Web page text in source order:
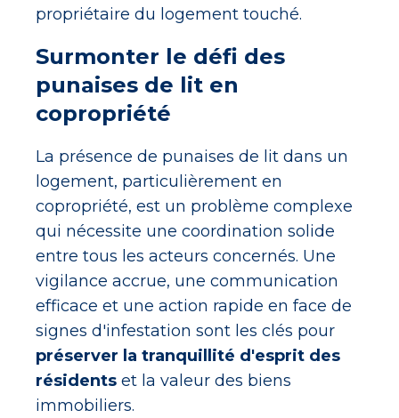
propriétaire du logement touché.
Surmonter le défi des
punaises de lit en
copropriété
La présence de punaises de lit dans un
logement, particulièrement en
copropriété, est un problème complexe
qui nécessite une coordination solide
entre tous les acteurs concernés. Une
vigilance accrue, une communication
efficace et une action rapide en face de
signes d'infestation sont les clés pour
préserver la tranquillité d'esprit des
résidents et la valeur des biens
immobiliers.